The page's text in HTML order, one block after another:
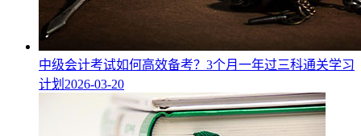
中级会计考试如何高效备考？3个月一年过三科通关学习
计划 2026-03-20